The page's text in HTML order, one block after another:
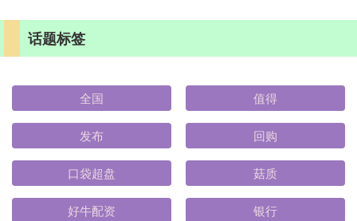
话题标签
全国 值得
发布 回购
口袋超盘 菇质
好牛配资 银行